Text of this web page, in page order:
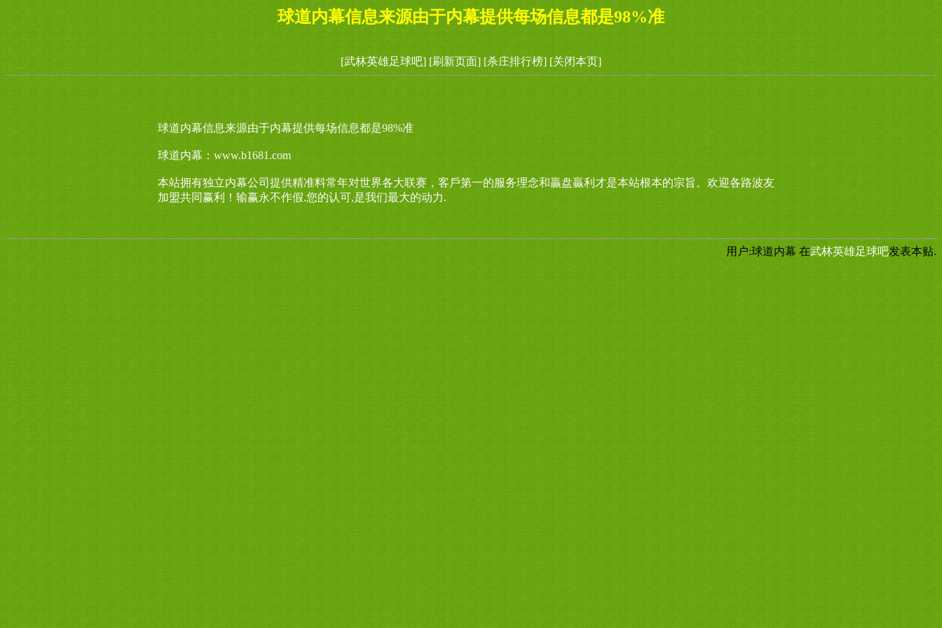
球道内幕信息来源由于内幕提供每场信息都是98%准
[武林英雄足球吧] [刷新页面] [杀庄排行榜] [关闭本页]
球道内幕信息来源由于内幕提供每场信息都是98%准
球道内幕：www.b1681.com
本站拥有独立内幕公司提供精准料常年对世界各大联赛，客戶第一的服务理念和贏盘贏利才是本站根本的宗旨。欢迎各路波友
加盟共同赢利！输赢永不作假.您的认可,是我们最大的动力.
用户:球道内幕 在武林英雄足球吧发表本贴.